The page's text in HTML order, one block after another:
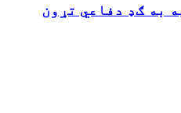
به ګډ دفاعي تړون